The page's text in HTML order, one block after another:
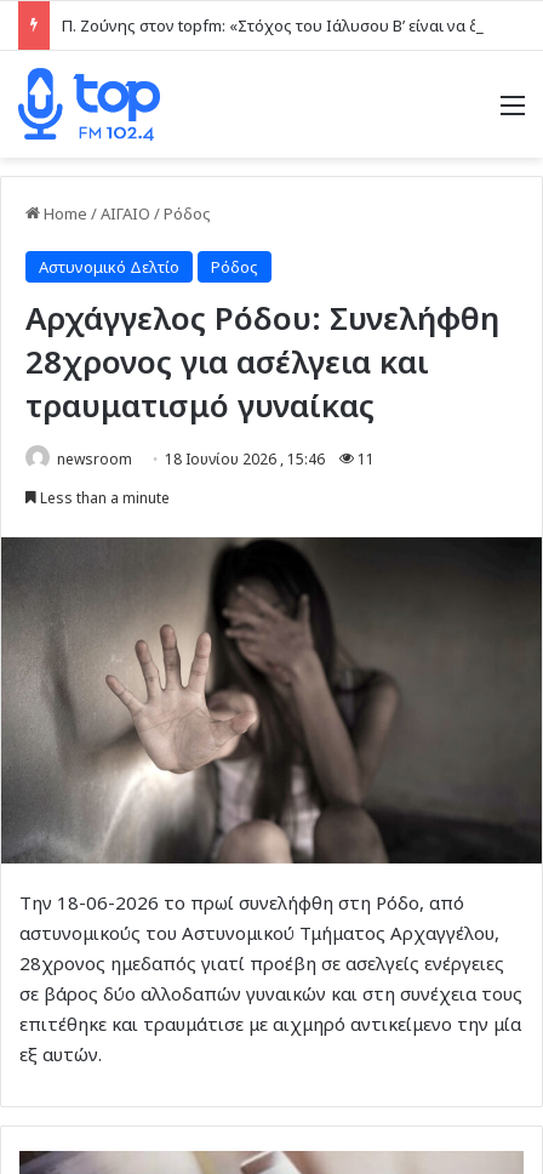
Home /ΑΙΓΑΙΟ /Ρόδος
Αστυνομικό Δελτίο Ρόδος
Αρχάγγελος Ρόδου: Συνελήφθη
28χρονος για ασέλγεια και
τραυματισμό γυναίκας
newsroom 18 Ιουνίου 2026 , 15:46
11
Less than a minute
Την 18-06-2026 το πρωί συνελήφθη στη Ρόδο, από
αστυνομικούς του Αστυνομικού Τμήματος Αρχαγγέλου,
28χρονος ημεδαπός γιατί προέβη σε ασελγείς ενέργειες
σε βάρος δύο αλλοδαπών γυναικών και στη συνέχεια τους
επιτέθηκε και τραυμάτισε με αιχμηρό αντικείμενο την μία
εξ αυτών.
Συνελήφθη